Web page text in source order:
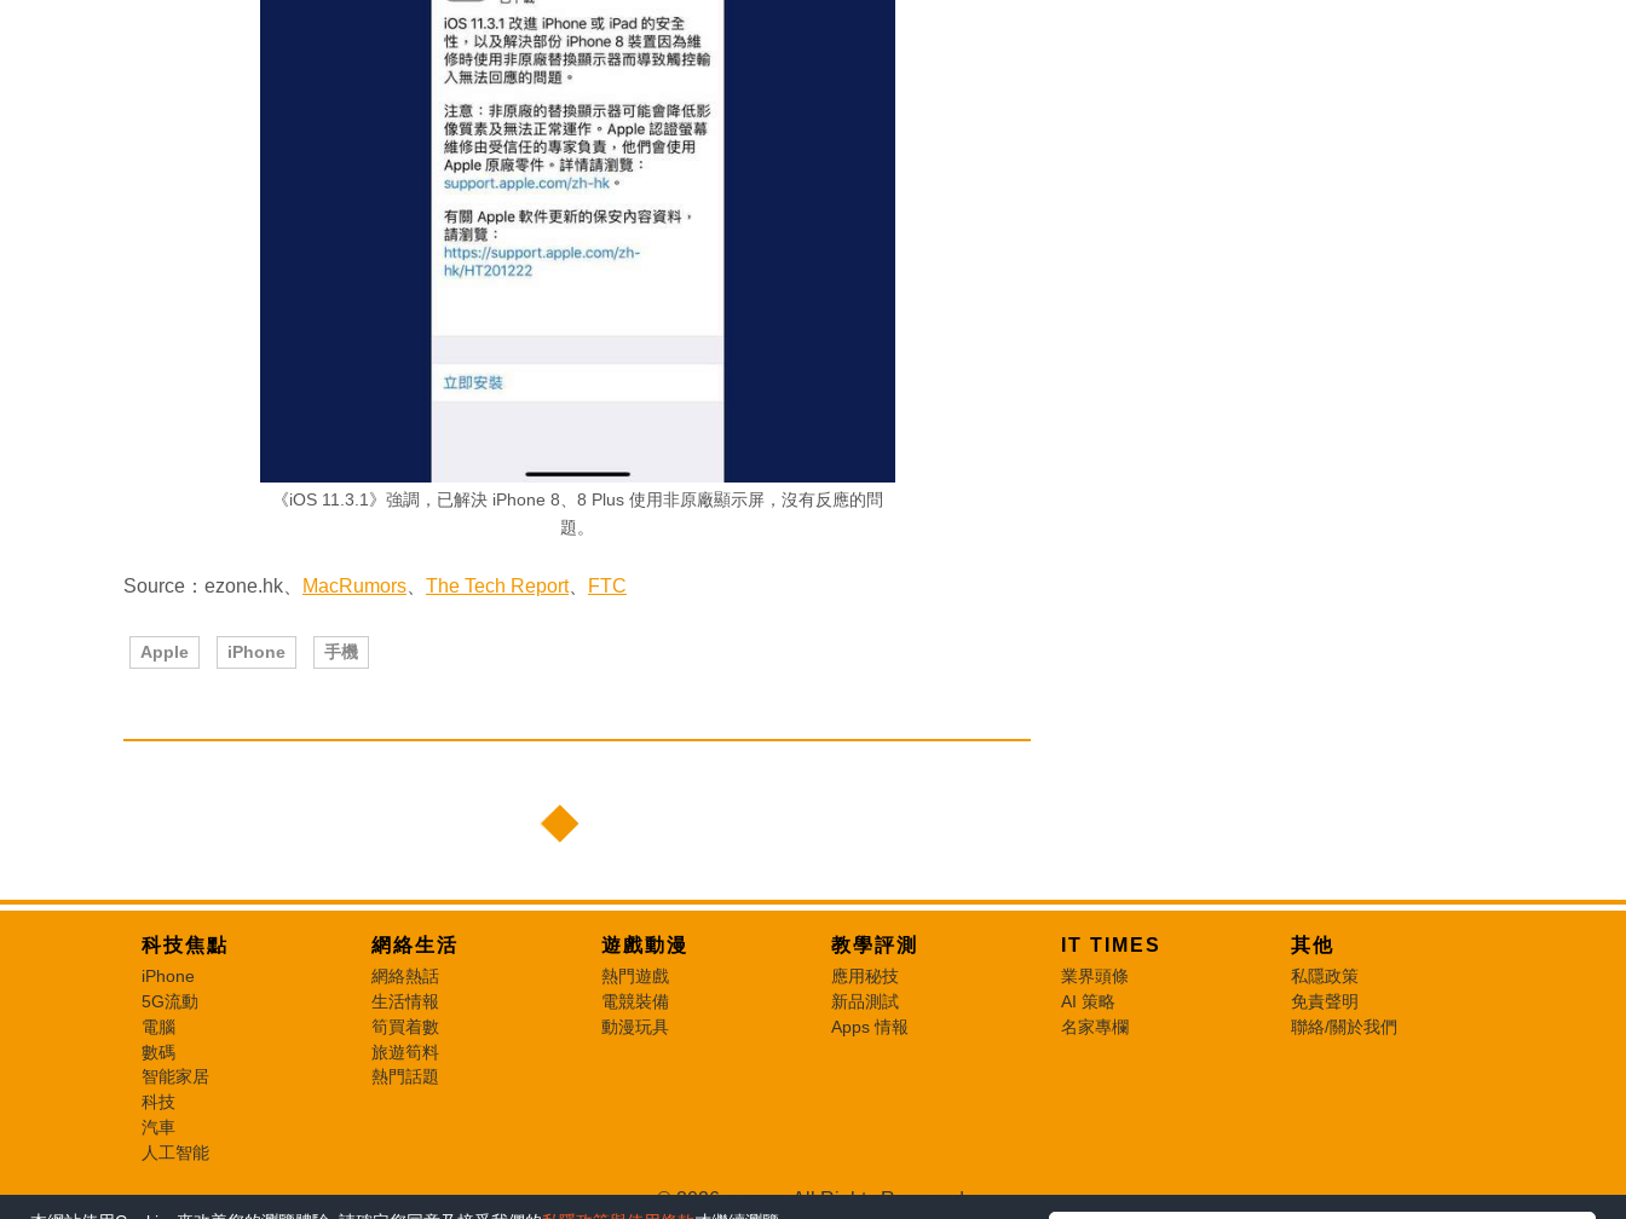
《iOS 11.3.1》強調，已解決 iPhone 8、8 Plus 使用非原廠顯示屏，沒有反應的問
題。
Source：ezone.hk、 MacRumors The Tech Report、 FTC
Apple iPhone 手機
科技焦點
iPhone
5G流動
電腦
數碼
智能家居
科技
汽車
人工智能
網絡生活
網絡熱話
生活情報
筍買着數
旅遊筍料
熱門話題
遊戲動漫
熱門遊戲
電競裝備
動漫玩具
教學評測
應用秘技
新品測試
Apps 情報
IT TIMES
業界頭條
AI 策略
名家專欄
其他
私隱政策
免責聲明
聯絡/關於我們
© 2026 e-zone. All Rights Reserved.